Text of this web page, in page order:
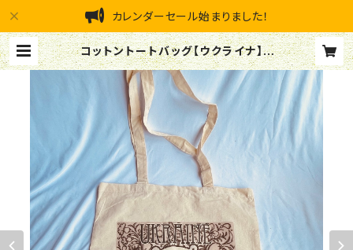
カレンダーセール始まりました！
コットントートバッグ【ウクライナ】 |
ふわふわショップ